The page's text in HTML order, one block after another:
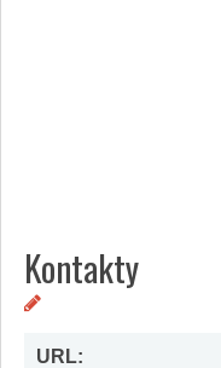
Kontakty
URL: